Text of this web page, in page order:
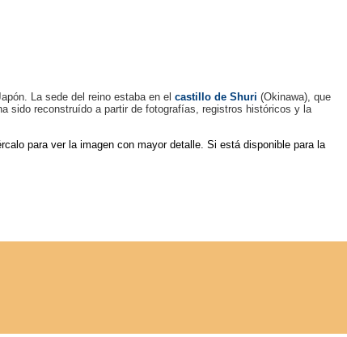
La sede del reino estaba en el castillo de Shuri (Okinawa), que
sido reconstruído a partir de fotografías, registros históricos y la
para ver la imagen con mayor detalle. Si está disponible para la